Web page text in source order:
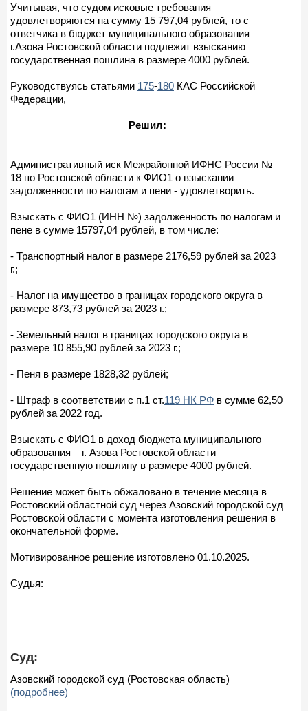
Учитывая, что судом исковые требования
удовлетворяются на сумму 15 797,04 рублей, то с
ответчика в бюджет муниципального образования –
г.Азова Ростовской области подлежит взысканию
государственная пошлина в размере 4000 рублей.
Руководствуясь статьями 175-180 КАС Российской
Федерации,
Решил:
Административный иск Межрайонной ИФНС России №
18 по Ростовской области к ФИО1 о взыскании
задолженности по налогам и пени - удовлетворить.
Взыскать с ФИО1 (ИНН №) задолженность по налогам и
пене в сумме 15797,04 рублей, в том числе:
- Транспортный налог в размере 2176,59 рублей за 2023
г.;
- Налог на имущество в границах городского округа в
размере 873,73 рублей за 2023 г.;
- Земельный налог в границах городского округа в
размере 10 855,90 рублей за 2023 г.;
- Пеня в размере 1828,32 рублей;
- Штраф в соответствии с п.1 ст.119 НК РФ в сумме 62,50
рублей за 2022 год.
Взыскать с ФИО1 в доход бюджета муниципального
образования – г. Азова Ростовской области
государственную пошлину в размере 4000 рублей.
Решение может быть обжаловано в течение месяца в
Ростовский областной суд через Азовский городской суд
Ростовской области с момента изготовления решения в
окончательной форме.
Мотивированное решение изготовлено 01.10.2025.
Судья:
Суд:
Азовский городской суд (Ростовская область)
(подробнее)